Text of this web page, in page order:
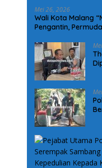
Mei 26, 2026
Wali Kota Malang
Pengantin,